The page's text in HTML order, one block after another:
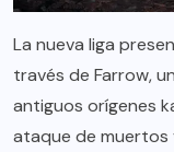
La nueva liga
través de Farrow,
antiguos orígenes
ataque de muertos